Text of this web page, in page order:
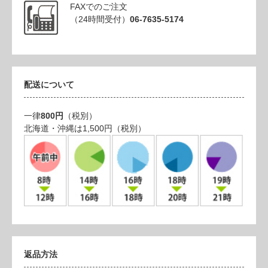
FAXでのご注文
（24時間受付） 06-7635-5174
配送について
一律800円
（税別）
北海道・沖縄は1,500円（税別）
返品方法